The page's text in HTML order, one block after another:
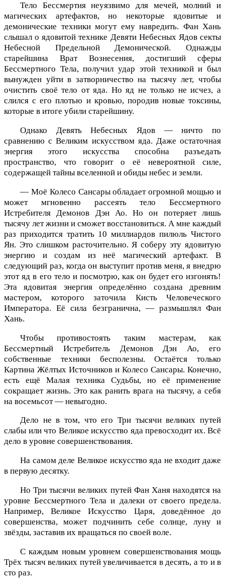
Тело Бессмертия неуязвимо для мечей, молний и
магических артефактов, но некоторые ядовитые и
демонические техники могут ему навредить. Фан Хань
слышал о ядовитой технике Девяти Небесных Ядов секты
Небесной Предельной Демонической. Однажды
старейшина Врат Вознесения, достигший сферы
Бессмертного Тела, получил удар этой техникой и был
вынужден уйти в затворничество на тысячу лет, чтобы
очистить своё тело от яда. Но яд не только не исчез, а
слился с его плотью и кровью, породив новые токсины,
которые в итоге убили старейшину.
Однако Девять Небесных Ядов — ничто по
сравнению с Великим искусством яда. Даже остаточная
энергия этого искусства способна разъедать
пространство, что говорит о её невероятной силе,
содержащей тайны вселенной и обиды небес и земли.
— Моё Колесо Сансары обладает огромной мощью и
может мгновенно рассеять тело Бессмертного
Истребителя Демонов Дэн Ао. Но он потеряет лишь
тысячу лет жизни и сможет восстановиться. А мне каждый
раз приходится тратить 10 миллиардов пилюль Чистого
Ян. Это слишком расточительно. Я соберу эту ядовитую
энергию и создам из неё магический артефакт. В
следующий раз, когда он выступит против меня, я внедрю
этот яд в его тело и посмотрю, как он будет его изгонять!
Эта ядовитая энергия определённо создана древним
мастером, которого заточила Кисть Человеческого
Императора. Её сила безгранична, — размышлял Фан
Хань.
Чтобы противостоять таким мастерам, как
Бессмертный Истребитель Демонов Дэн Ао, его
собственные техники бесполезны. Остаётся только
Картина Жёлтых Источников и Колесо Сансары. Конечно,
есть ещё Малая техника Судьбы, но её применение
сокращает жизнь. Это как ранить врага на тысячу, а себя
на восемьсот — невыгодно.
Дело не в том, что его Три тысячи великих путей
слабы или что Великое искусство яда превосходит их. Всё
дело в уровне совершенствования.
На самом деле Великое искусство яда не входит даже
в первую десятку.
Но Три тысячи великих путей Фан Ханя находятся на
уровне Бессмертного Тела и далеки от своего предела.
Например, Великое Искусство Царя, доведённое до
совершенства, может подчинить себе солнце, луну и
звёзды, заставив их вращаться по своей воле.
С каждым новым уровнем совершенствования мощь
Трёх тысяч великих путей увеличивается в десять, а то и в
сто раз.